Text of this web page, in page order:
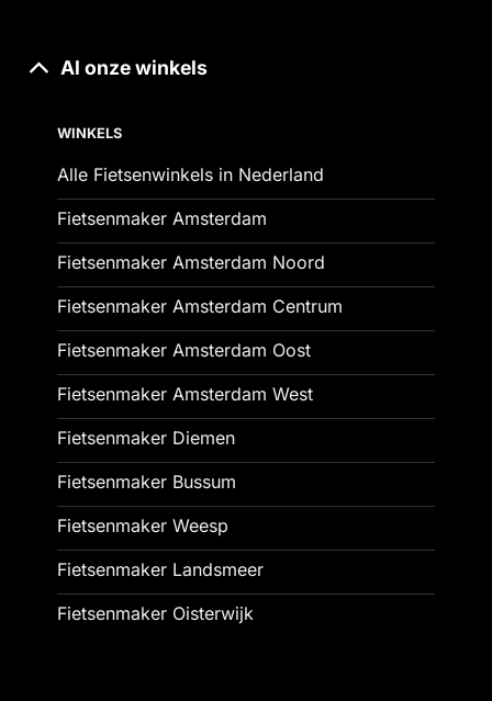
Al onze winkels
WINKELS
Alle Fietsenwinkels in Nederland
Fietsenmaker Amsterdam
Fietsenmaker Amsterdam Noord
Fietsenmaker Amsterdam Centrum
Fietsenmaker Amsterdam Oost
Fietsenmaker Amsterdam West
Fietsenmaker Diemen
Fietsenmaker Bussum
Fietsenmaker Weesp
Fietsenmaker Landsmeer
Fietsenmaker Oisterwijk